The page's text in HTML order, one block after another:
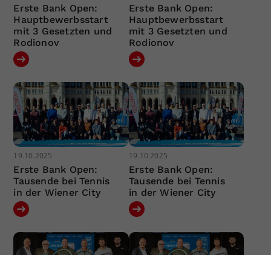
Erste Bank Open:
Hauptbewerbsstart
mit 3 Gesetzten und
Rodionov
Erste Bank Open:
Hauptbewerbsstart
mit 3 Gesetzten und
Rodionov
19.10.2025
Erste Bank Open:
Tausende bei Tennis
in der Wiener City
19.10.2025
Erste Bank Open:
Tausende bei Tennis
in der Wiener City